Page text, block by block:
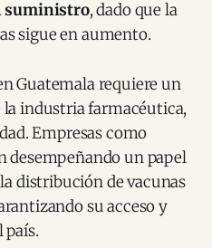
suministro, dado que la
sigue en aumento.
Guatemala requiere un
industria farmacéutica,
Empresas como
desempeñando un papel
distribución de vacunas
su acceso y
país.